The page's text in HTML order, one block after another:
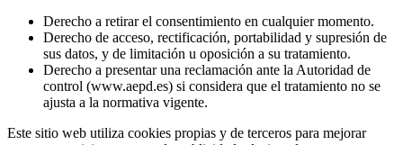
Derecho a retirar el consentimiento en cualquier momento.
Derecho de acceso, rectificación, portabilidad y supresión de
sus datos, y de limitación u oposición a su tratamiento.
Derecho a presentar una reclamación ante la Autoridad de
control (www.aepd.es) si considera que el tratamiento no se
ajusta a la normativa vigente.
Este sitio web utiliza cookies propias y de terceros para mejorar